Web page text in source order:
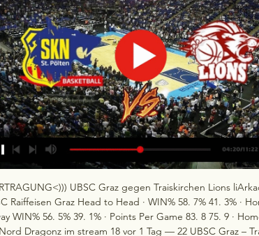
UBSC Graz gegen Traiskirchen Lions
Raiffeisen Graz Head to Head · WIN% 58. 7% 41. 3% ·
WIN% 56. 5% 39. 1% · Points Per Game 83. 8 75. 9 ·
Dragonz im stream 18 vor 1 Tag — 22 UBSC Graz –